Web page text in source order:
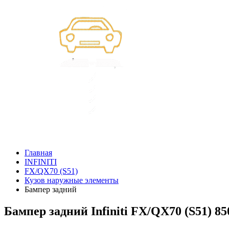
Главная
INFINITI
FX/QX70 (S51)
Кузов наружные элементы
Бампер задний
Бампер задний Infiniti FX/QX70 (S51)